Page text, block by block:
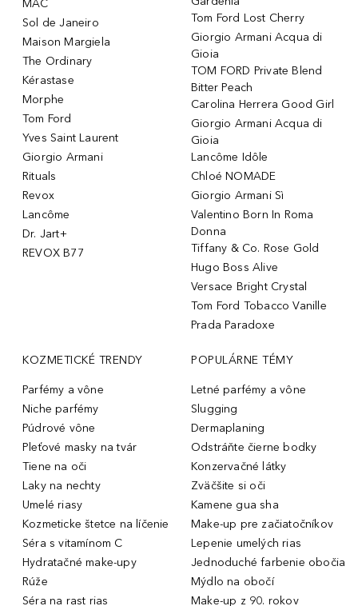
MAC
Sol de Janeiro
Maison Margiela
The Ordinary
Kérastase
Morphe
Tom Ford
Yves Saint Laurent
Giorgio Armani
Rituals
Revox
Lancôme
Dr. Jart+
REVOX B77
Tom Ford Lost Cherry
Giorgio Armani Acqua di
Gioia
TOM FORD Private Blend
Bitter Peach
Carolina Herrera Good Girl
Giorgio Armani Acqua di
Gioia
Lancôme Idôle
Chloé NOMADE
Giorgio Armani Sì
Valentino Born In Roma
Donna
Tiffany & Co. Rose Gold
Hugo Boss Alive
Versace Bright Crystal
Tom Ford Tobacco Vanille
Prada Paradoxe
KOZMETICKÉ TRENDY
Parfémy a vône
Niche parfémy
Púdrové vône
Pleťové masky na tvár
Tiene na oči
Laky na nechty
Umelé riasy
Kozmeticke štetce na líčenie
Séra s vitamínom C
Hydratačné make-upy
Rúže
Séra na rast rias
POPULÁRNE TÉMY
Letné parfémy a vône
Slugging
Dermaplaning
Odstráňte čierne bodky
Konzervačné látky
Zväčšite si oči
Kamene gua sha
Make-up pre začiatočníkov
Lepenie umelých rias
Jednoduché farbenie obočia
Mýdlo na obočí
Make-up z 90. rokov